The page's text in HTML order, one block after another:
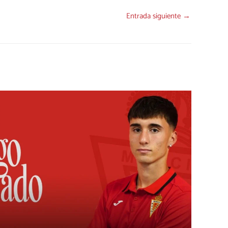
Entrada siguiente →